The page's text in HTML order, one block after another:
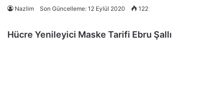
Nazlim Son Güncelleme: 12 Eylül 2020 122
Hücre Yenileyici Maske Tarifi Ebru Şallı